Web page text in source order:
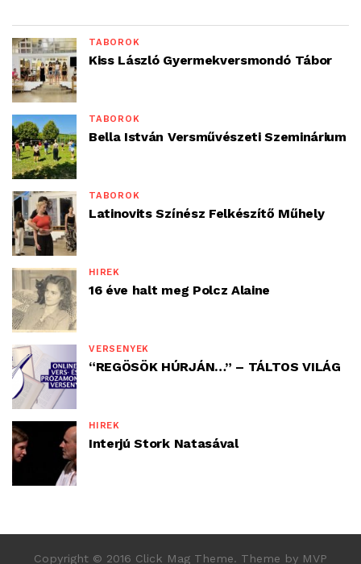
TÁBOROK
Kiss László Gyermekversmondó Tábor
TÁBOROK
Bella István Versművészeti Szeminárium
TÁBOROK
Latinovits Színész Felkészítő Műhely
HÍREK
16 éve halt meg Polcz Alaine
VERSENYEK
“REGÖSÖK HÚRJÁN…” – TÁLTOS VILÁG
HÍREK
Interjú Stork Natasával
Copyright © 2016 Click Mag Theme. Theme by MVP